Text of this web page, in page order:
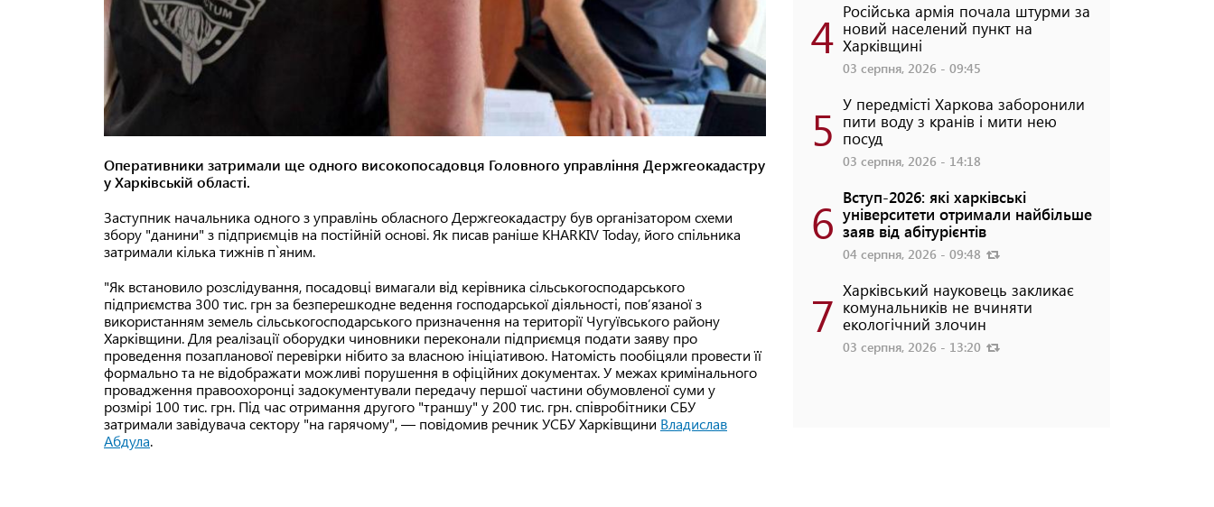
Оперативники затримали ще одного високопосадовця Головного управління Держгеокадастру
у Харківській області.
Заступник начальника одного з управлінь обласного Держгеокадастру був організатором схеми
збору "данини" з підприємців на постійній основі. Як писав раніше KHARKIV Today, його спільника
затримали кілька тижнів п`яним.
"Як встановило розслідування, посадовці вимагали від керівника сільськогосподарського
підприємства 300 тис. грн за безперешкодне ведення господарської діяльності, пов’язаної з
використанням земель сільськогосподарського призначення на території Чугуївського району
Харківщини. Для реалізації оборудки чиновники переконали підприємця подати заяву про
проведення позапланової перевірки нібито за власною ініціативою. Натомість пообіцяли провести її
формально та не відображати можливі порушення в офіційних документах. У межах кримінального
провадження правоохоронці задокументували передачу першої частини обумовленої суми у
розмірі 100 тис. грн. Під час отримання другого "траншу" у 200 тис. грн. співробітники СБУ
затримали завідувача сектору "на гарячому", — повідомив речник УСБУ Харківщини Владислав
Абдула.
4 Російська армія почала штурми за
новий населений пункт на
Харківщині
03 серпня, 2026 - 09:45
5 У передмісті Харкова заборонили
пити воду з кранів і мити нею
посуд
03 серпня, 2026 - 14:18
6 Вступ-2026: які харківські
університети отримали найбільше
заяв від абітурієнтів
04 серпня, 2026 - 09:48
7 Харківський науковець закликає
комунальників не вчиняти
екологічний злочин
03 серпня, 2026 - 13:20